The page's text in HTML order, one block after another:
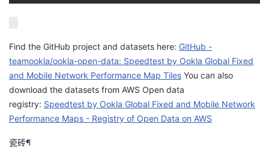
动
关
注
的
开
发
我
的
Programs
我
的
Find the GitHub project and datasets here: GitHub -
teamookla/ookla-open-data: Speedtest by Ookla Global Fixed
and Mobile Network Performance Map Tiles You can also
download the datasets from AWS Open data
registry: Speedtest by Ookla Global Fixed and Mobile Network
Performance Maps - Registry of Open Data on AWS
瓷砖¶